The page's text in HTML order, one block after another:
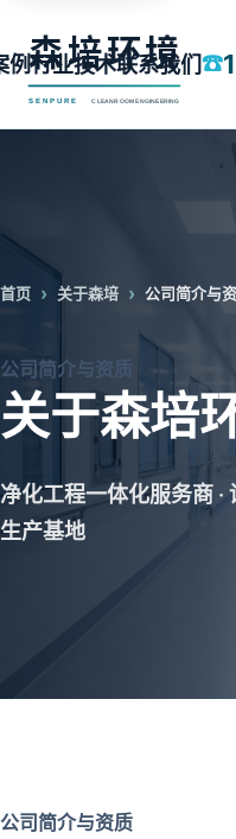
例行业技术联系我们☎
首页 关于森培 公司简介与
公司简介与资质
关于森培
净化工程一体化服务商 ·
生产基地
公司简介与资质